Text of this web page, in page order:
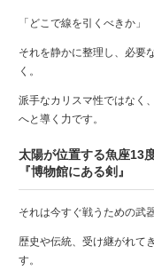
「どこで線を引くべきか」
それを静かに整理し、必要
く。
派手なカリスマ性ではなく
へと導く力です。
太陽が位置する魚座13
『博物館にある剣』
それは今すぐ戦うための武
歴史や伝統、受け継がれて
す。